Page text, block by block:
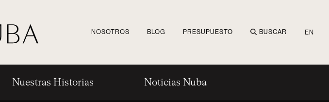
NOSOTROS BLOG PRESUPUESTO BUSCAR EN
Nuestras Historias Noticias Nuba